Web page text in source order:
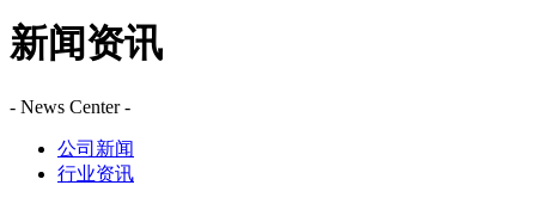
新闻资讯
- News Center -
公司新闻
行业资讯